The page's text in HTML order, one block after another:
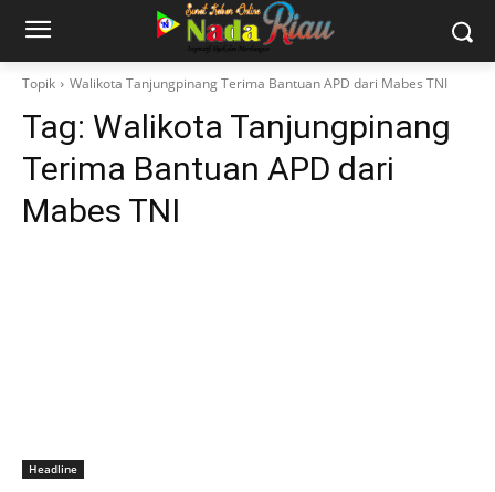
Topik Walikota Tanjungpinang Terima Bantuan APD dari Mabes TNI
Tag: Walikota Tanjungpinang
Terima Bantuan APD dari
Mabes TNI
Headline